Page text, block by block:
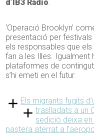
d’IB3 Ràdio.
‘Operació Brooklyn’
presentació per
els responsables que
fan a les Illes. Igualment
plataformes de
s’hi emeti en el futur.
Els migrants fugits
traslladats a un
sedició deixa
pastera aterrat a